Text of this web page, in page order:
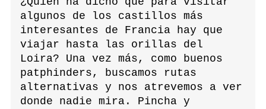
algunos de los castillos más
interesantes de Francia hay que
viajar hasta las orillas del
Loira? Una vez más, como buenos
patphinders, buscamos rutas
alternativas y nos atrevemos a ver
donde nadie mira. Pincha y